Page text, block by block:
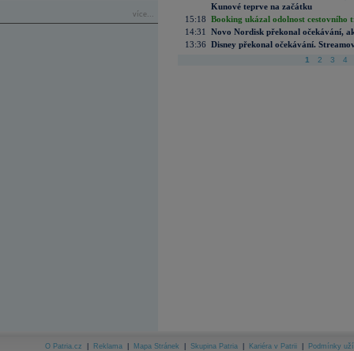
více...
Kunové teprve na začátku
15:18 Booking ukázal odolnost cestovního
14:31
Novo Nordisk překonal očekávání,
13:36 Disney překonal očekávání.
1 2 3 4
O Patria.cz Reklama Mapa Stránek Skupina Patria Kariéra v Patrii Podmínky